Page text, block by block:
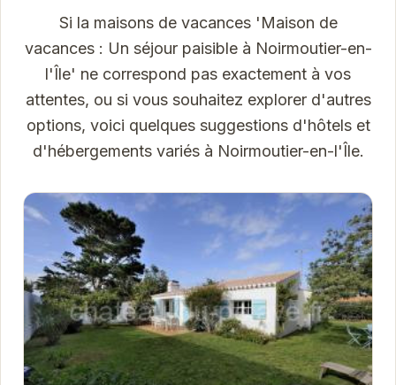
Si la maisons de vacances 'Maison de
vacances : Un séjour paisible à Noirmoutier-en-
l'Île' ne correspond pas exactement à vos
attentes, ou si vous souhaitez explorer d'autres
options, voici quelques suggestions d'hôtels et
d'hébergements variés à Noirmoutier-en-l'Île.